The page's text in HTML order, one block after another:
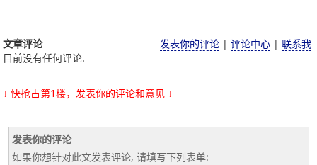
文章评论 发表你的评论 | 评论中心 | 联系我
目前没有任何评论.
↓ 快抢占第1楼，发表你的评论和意见 ↓
发表你的评论
如果你想针对此文发表评论, 请填写下列表单: